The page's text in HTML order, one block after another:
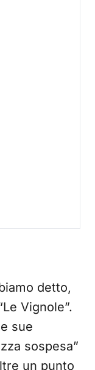
detto,
Vignole”.
sue
sospesa”
un punto